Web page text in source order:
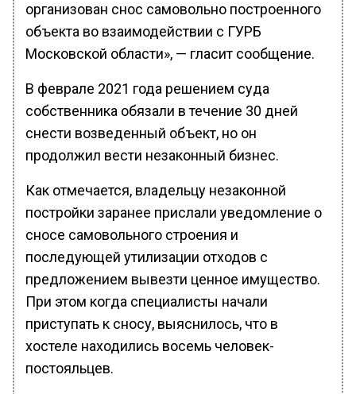
организован снос самовольно построенного
объекта во взаимодействии с ГУРБ
Московской области», — гласит сообщение.
В феврале 2021 года решением суда
собственника обязали в течение 30 дней
снести возведенный объект, но он
продолжил вести незаконный бизнес.
Как отмечается, владельцу незаконной
постройки заранее прислали уведомление о
сносе самовольного строения и
последующей утилизации отходов с
предложением вывезти ценное имущество.
При этом когда специалисты начали
приступать к сносу, выяснилось, что в
хостеле находились восемь человек-
постояльцев.